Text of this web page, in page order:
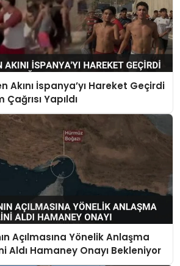
Akını İspanya’yı Hareket Geçirdi
Yapıldı
Açılmasına Yönelik Anlaşma
Aldı Hamaney Onayı Bekleniyor